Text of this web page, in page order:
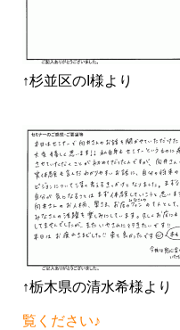
↑杉並区のI様より
↑栃木県の清水希様より
覧ください♪